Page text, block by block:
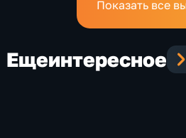
Показать все
Ещеинтересное